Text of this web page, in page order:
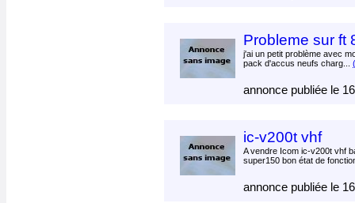
Probleme sur ft
j'ai un petit problème avec
pack d'accus neufs charg...
annonce publiée le
ic-v200t vhf
A vendre Icom ic-v200t vhf
super150 bon état de
annonce publiée le